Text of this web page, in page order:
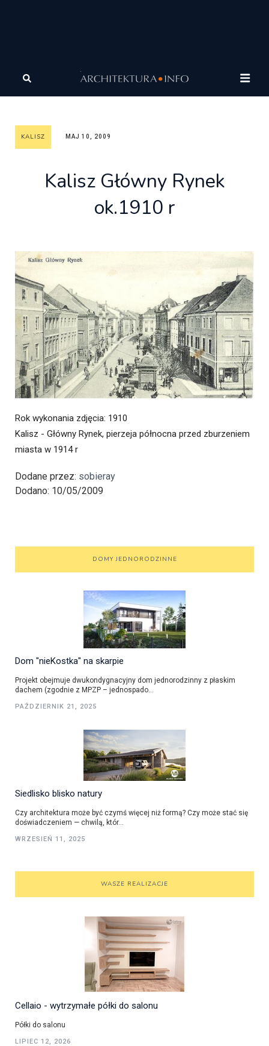
Architektura
Kalisz
Kalisz Główny Rynek ok.1910 r
KALISZ MAJ 10, 2009
Kalisz Główny Rynek
ok.1910 r
Rok wykonania zdjęcia: 1910
Kalisz - Główny Rynek, pierzeja północna przed zburzeniem
miasta w 1914 r
Dodane przez: sobieray
Dodano: 10/05/2009
DOMY JEDNORODZINNE
Dom "nieKostka" na skarpie
Projekt obejmuje dwukondygnacyjny dom jednorodzinny z płaskim
dachem (zgodnie z MPZP – jednospado...
PAŹDZIERNIK 21, 2025
Siedlisko blisko natury
Czy architektura może być czymś więcej niż formą? Czy może stać się
doświadczeniem — chwilą, któr...
WRZESIEŃ 11, 2025
WASZE REALIZACJE
Cellaio - wytrzymałe półki do salonu
Półki do salonu
LIPIEC 12, 2026